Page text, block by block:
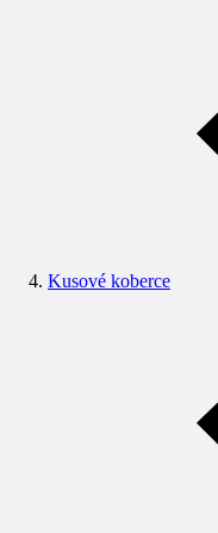
Kusové koberce